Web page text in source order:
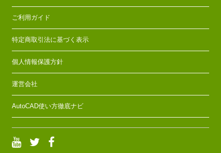
ご利用ガイド
特定商取引法に基づく表示
個人情報保護方針
運営会社
AutoCAD使い方徹底ナビ